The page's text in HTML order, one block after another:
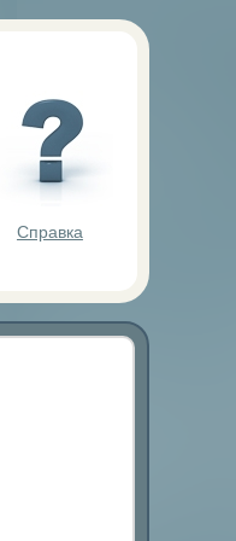
Справка